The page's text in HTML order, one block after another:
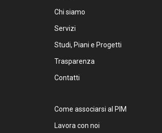
Chi siamo
Servizi
Studi, Piani e Progetti
Trasparenza
Contatti
Come associarsi al PIM
Lavora con noi